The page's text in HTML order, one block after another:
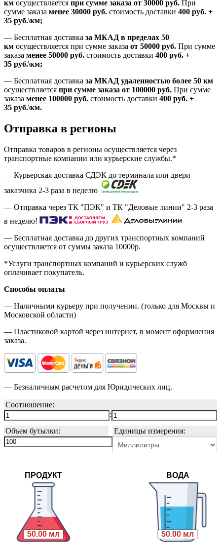
км осуществляется при сумме заказа от 30000 руб. При
сумме заказа менее 30000 руб. стоимость доставки 400 руб. +
35 руб.\км;
— Бесплатная доставка за МКАД в пределах 50
км осуществляется при сумме заказа от 50000 руб. При сумме
заказа менее 50000 руб. стоимость доставки 400 руб. +
35 руб.\км;
— Бесплатная доставка за МКАД удаленностью более 50 км
осуществляется при сумме заказа от 100000 руб. При сумме
заказа менее 100000 руб. стоимость доставки 400 руб. +
35 руб.\км.
Отправка в регионы
Отправка товаров в регионы осуществляется через
транспортные компании или курьерские службы.*
— Курьерская доставка СДЭК до терминала или двери
заказчика 2-3 раза в неделю
— Отправка через ТК "ПЭК" и ТК "Деловые линии" 2-3 раза
в неделю!
— Бесплатная доставка до других транспортных компаний
осуществляется от суммы заказа 10000р.
*Услуги транспортных компаний и курьерских служб
оплачивает покупатель.
Способы оплаты
— Наличными курьеру при получении. (только для Москвы и
Московской области)
— Пластиковой картой через интернет, в момент оформления
заказа.
— Безналичным расчетом для Юридических лиц.
Соотношение:
:
Объем бутылки:
Единицы измерения:
ПРОДУКТ
50.00 мл
ВОДА
50.00 мл